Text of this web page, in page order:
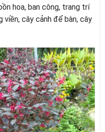
hoa, ban công, trang trí
viền, cây cảnh để bàn, cây